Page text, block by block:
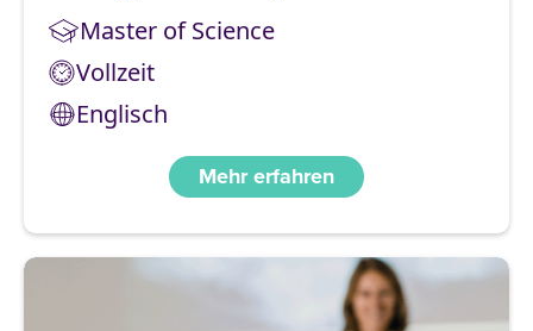
Master of Science
Vollzeit
Englisch
Mehr erfahren